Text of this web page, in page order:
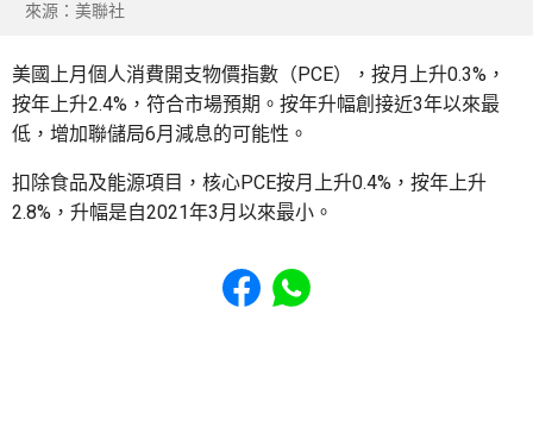
來源：美聯社
美國上月個人消費開支物價指數（PCE），按月上升0.3%，
按年上升2.4%，符合市場預期。按年升幅創接近3年以來最
低，增加聯儲局6月減息的可能性。
扣除食品及能源項目，核心PCE按月上升0.4%，按年上升
2.8%，升幅是自2021年3月以來最小。
Share to Facebook
Share to WhatsApp